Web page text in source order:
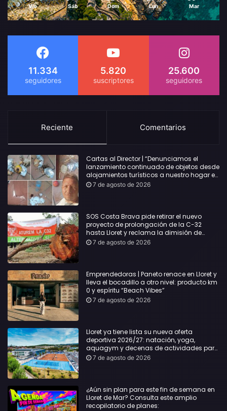
Vie Sáb Dom Lun Mar
11.334 5.820 25.600
Reciente Comentarios
Cartas al Director | “Denunciamos el
lanzamiento continuado de objetos desde
alojamientos turísticos a nuestro hogar en
Lloret: Podría haber causado una
7 de agosto de 2026
SOS Costa Brava pide retirar el nuevo
proyecto de prolongación de la C-32
hasta Lloret y reclama la dimisión de
Sílvia Paneque
7 de agosto de 2026
Emprendedoras | Paneto renace en Lloret y
lleva el bocadillo a otro nivel: producto km
0 y espíritu “Beach Vibes”
7 de agosto de 2026
Lloret ya tiene lista su nueva oferta
deportiva 2026/27: natación, yoga,
aquagym y decenas de actividades para
todas las edades
7 de agosto de 2026
¿Aún sin plan para este fin de semana en
Lloret de Mar? Consulta este amplio
recopilatorio de planes: